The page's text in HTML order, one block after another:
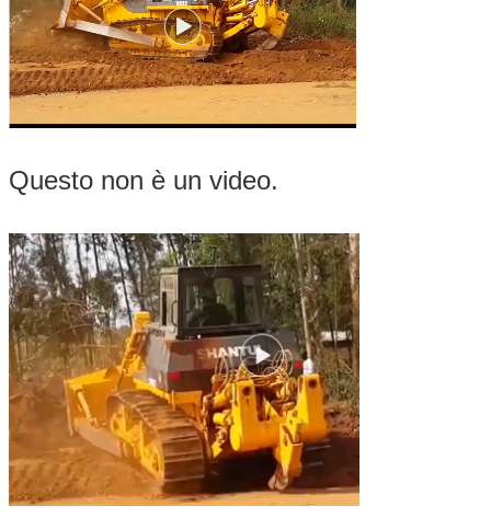
Questo non è un video.